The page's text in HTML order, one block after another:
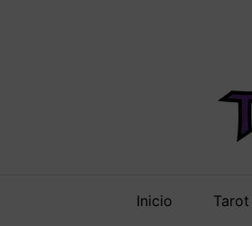
Inicio Tarot